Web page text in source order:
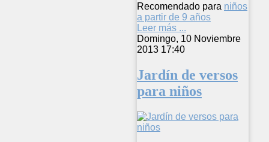
Recomendado para niños
a partir de 9 años
Leer más ...
Domingo, 10 Noviembre
2013 17:40
Jardín de versos
para niños